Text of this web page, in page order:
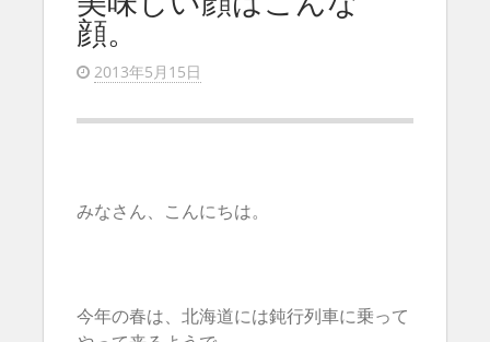
顔。
2013年5月15日
みなさん、こんにちは。
今年の春は、北海道には鈍行列車に乗って